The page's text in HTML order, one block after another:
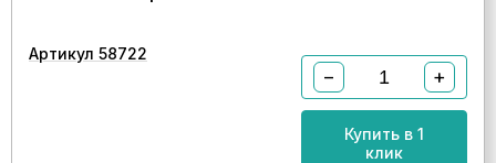
Артикул 58722
− +
Купить в 1
клик